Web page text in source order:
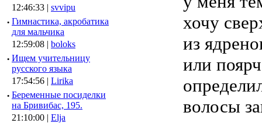
12:46:33 | svvipu
· Гимнастика, акробатика
для мальчика
12:59:08 | boloks
· Ищем учительницу
русского языка
17:54:56 | Lirika
· Беременные посиделки
на Бривибас, 195.
21:10:00 | Elja
хочу
из
или
волосы